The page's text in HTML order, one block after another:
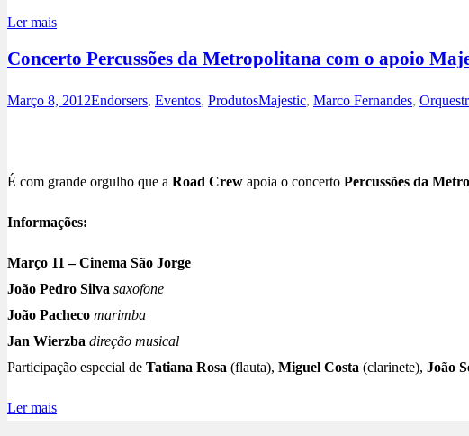
Ler mais
Concerto Percussões da Metropolitana com o apoio
Março 8, 2012Endorsers, Eventos, ProdutosMajestic, Marco Fernandes,
É com grande orgulho que a Road Crew apoia o concerto Percussões da
Informações:
Março 11 – Cinema São Jorge
João Pedro Silva saxofone
João Pacheco marimba
Jan Wierzba direção musical
Participação especial de Tatiana Rosa (flauta), Miguel Costa (clarinete), João
Ler mais